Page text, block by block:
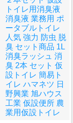
トイレ用消臭液
消臭液 業務用 ポ
ータブルトイレ
人気 強力 防虫 脱
臭 セット商品 1L
消臭ラッシュ 消
臭 2本 セット 仮
設トイレ 簡易ト
イレ ハマネツ 日
野興業 旭ハウス
工業 仮設便所 農
業用仮設トイレ